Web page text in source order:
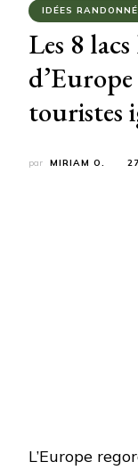
IDÉES
Les 8
touristes
par MIRIAM O.
L’Europe